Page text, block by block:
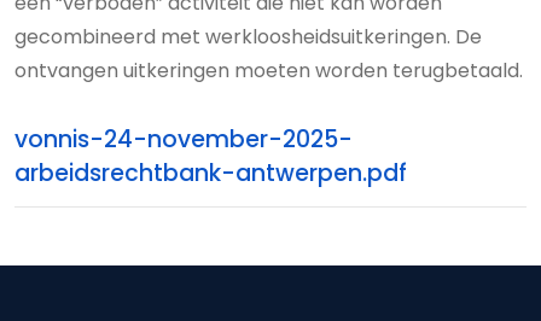
gecombineerd met werkloosheidsuitkeringen. De
ontvangen uitkeringen moeten worden terugbetaald.
vonnis-24-november-2025-
arbeidsrechtbank-antwerpen.pdf